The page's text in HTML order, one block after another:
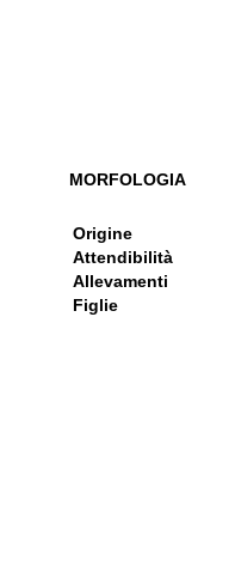
MORFOLOGIA
Origine
Attendibilità
Allevamenti
Figlie